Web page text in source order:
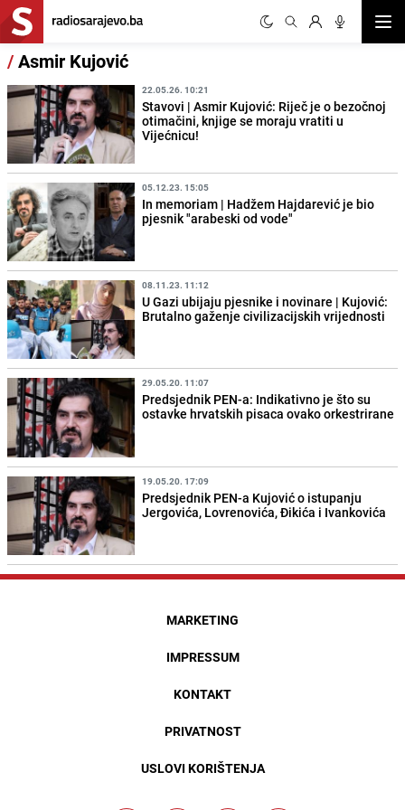
/Asmir Kujović
22.05.26. 10:21
Stavovi | Asmir Kujović: Riječ je o bezočnoj
otimačini, knjige se moraju vratiti u
Vijećnicu!
05.12.23. 15:05
In memoriam | Hadžem Hajdarević je bio
pjesnik "arabeski od vode"
08.11.23. 11:12
U Gazi ubijaju pjesnike i novinare | Kujović:
Brutalno gaženje civilizacijskih vrijednosti
29.05.20. 11:07
Predsjednik PEN-a: Indikativno je što su
ostavke hrvatskih pisaca ovako orkestrirane
19.05.20. 17:09
Predsjednik PEN-a Kujović o istupanju
Jergovića, Lovrenovića, Đikića i Ivankovića
MARKETING
IMPRESSUM
KONTAKT
PRIVATNOST
USLOVI KORIŠTENJA